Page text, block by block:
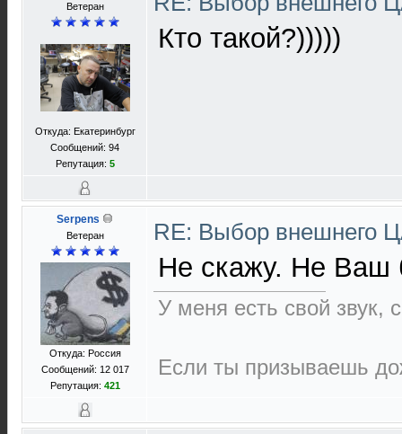
Ветеран
Откуда: Екатеринбург
Сообщений: 94
Репутация: 5
Кто такой?)))))
Serpens
Ветеран
Откуда: Россия
Сообщений: 12 017
Репутация: 421
RE: Выбор внешнего
Не скажу. Не Ваш
У меня есть свой
Если ты призываешь